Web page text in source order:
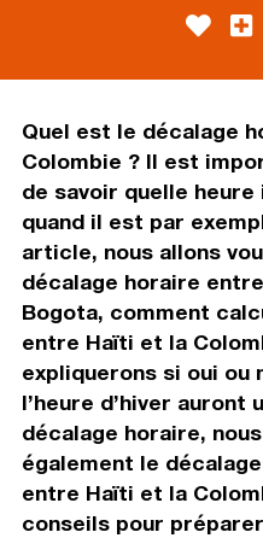
Quel est le décalage
Colombie ? Il est
de savoir quelle
quand il est par
article, nous allons
décalage horaire
Bogota, comment
entre Haïti et la
expliquerons si oui ou
l’heure d’hiver auront
décalage horaire,
également le
entre Haïti et la
conseils pour